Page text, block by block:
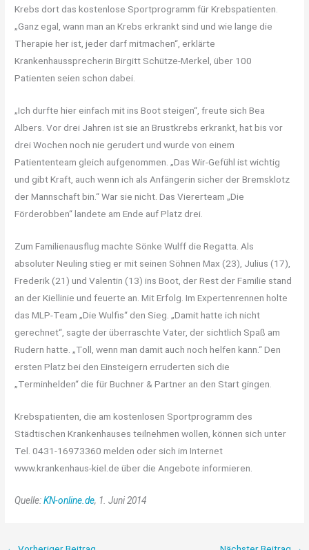
Krebs dort das kostenlose Sportprogramm für Krebspatienten.
„Ganz egal, wann man an Krebs erkrankt sind und wie lange die
Therapie her ist, jeder darf mitmachen“, erklärte
Krankenhaussprecherin Birgitt Schütze-Merkel, über 100
Patienten seien schon dabei.
„Ich durfte hier einfach mit ins Boot steigen“, freute sich Bea
Albers. Vor drei Jahren ist sie an Brustkrebs erkrankt, hat bis vor
drei Wochen noch nie gerudert und wurde von einem
Patiententeam gleich aufgenommen. „Das Wir-Gefühl ist wichtig
und gibt Kraft, auch wenn ich als Anfängerin sicher der Bremsklotz
der Mannschaft bin.“ War sie nicht. Das Viererteam „Die
Förderobben“ landete am Ende auf Platz drei.
Zum Familienausflug machte Sönke Wulff die Regatta. Als
absoluter Neuling stieg er mit seinen Söhnen Max (23), Julius (17),
Frederik (21) und Valentin (13) ins Boot, der Rest der Familie stand
an der Kiellinie und feuerte an. Mit Erfolg. Im Expertenrennen holte
das MLP-Team „Die Wulfis“ den Sieg. „Damit hatte ich nicht
gerechnet“, sagte der überraschte Vater, der sichtlich Spaß am
Rudern hatte. „Toll, wenn man damit auch noch helfen kann.“ Den
ersten Platz bei den Einsteigern erruderten sich die
„Terminhelden“ die für Buchner & Partner an den Start gingen.
Krebspatienten, die am kostenlosen Sportprogramm des
Städtischen Krankenhauses teilnehmen wollen, können sich unter
Tel. 0431-16973360 melden oder sich im Internet
www.krankenhaus-kiel.de über die Angebote informieren.
Quelle:KN-online.de, 1. Juni 2014